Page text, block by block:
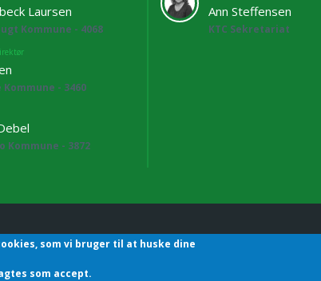
Laursen
Kommune - 4068
Kommune - 3460
Kommune - 3872
Ann Steffensen
KTC Sekretariat
| Sekretariatet | Godthåbsvej83 | 8660
som vi bruger til at huske dine
som accept.